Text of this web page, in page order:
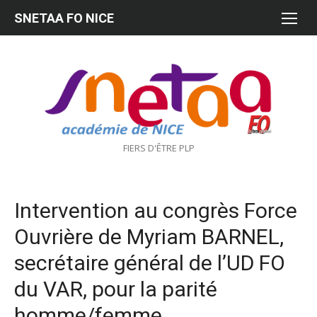
FIERS D'ÊTRE PLP
SNETAA FO NICE
Intervention au congrès Force
Ouvrière de Myriam BARNEL,
secrétaire général de l’UD FO
du VAR, pour la parité